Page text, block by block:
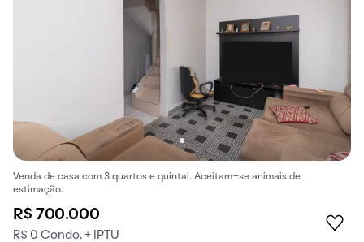
Venda de casa com 3 quartos e quintal. Aceitam-se animais de
estimação.
R$ 700.000
R$ 0 Condo. + IPTU